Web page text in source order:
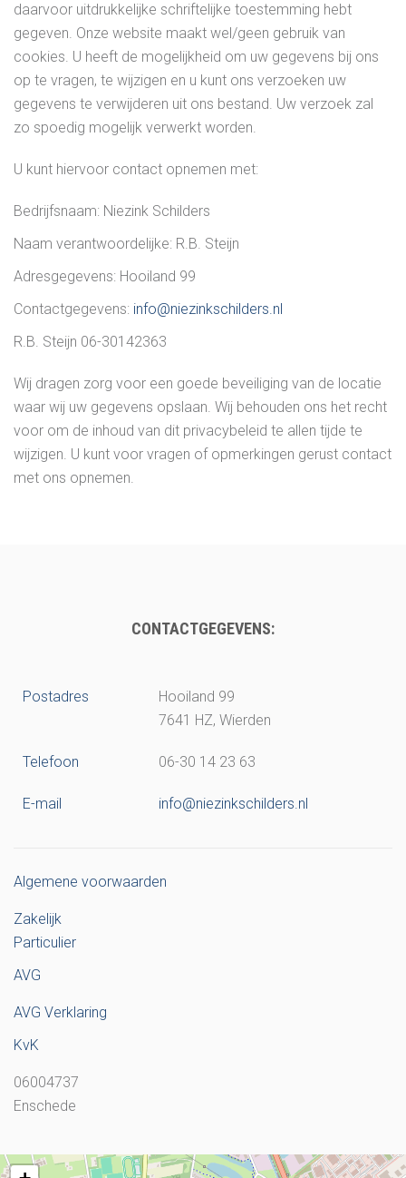
daarvoor uitdrukkelijke schriftelijke toestemming hebt
gegeven. Onze website maakt wel/geen gebruik van
cookies. U heeft de mogelijkheid om uw gegevens bij ons
op te vragen, te wijzigen en u kunt ons verzoeken uw
gegevens te verwijderen uit ons bestand. Uw verzoek zal
zo spoedig mogelijk verwerkt worden.
U kunt hiervoor contact opnemen met:
Bedrijfsnaam: Niezink Schilders
Naam verantwoordelijke: R.B. Steijn
Adresgegevens: Hooiland 99
Contactgegevens: info@niezinkschilders.nl
R.B. Steijn 06-30142363
Wij dragen zorg voor een goede beveiliging van de locatie
waar wij uw gegevens opslaan. Wij behouden ons het recht
voor om de inhoud van dit privacybeleid te allen tijde te
wijzigen. U kunt voor vragen of opmerkingen gerust contact
met ons opnemen.
CONTACTGEGEVENS:
Postadres
Hooiland 99
7641 HZ, Wierden
Telefoon 06-30 14 23 63
E-mail info@niezinkschilders.nl
Algemene voorwaarden
Zakelijk
Particulier
AVG
AVG Verklaring
KvK
06004737
Enschede